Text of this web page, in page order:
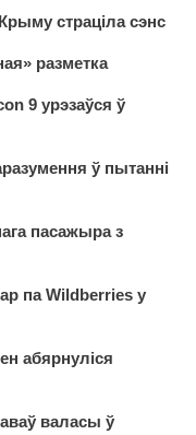
страціла сэнс
разметка
9 урэзаўся ў
ў пытанні
пасажыра з
па Wildberries у
абярнуліся
валасы ў